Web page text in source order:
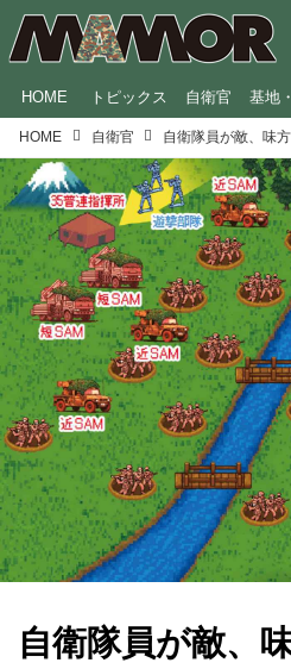
HOME トピックス 自衛官 基地
HOME 自衛官
自衛隊員が敵、